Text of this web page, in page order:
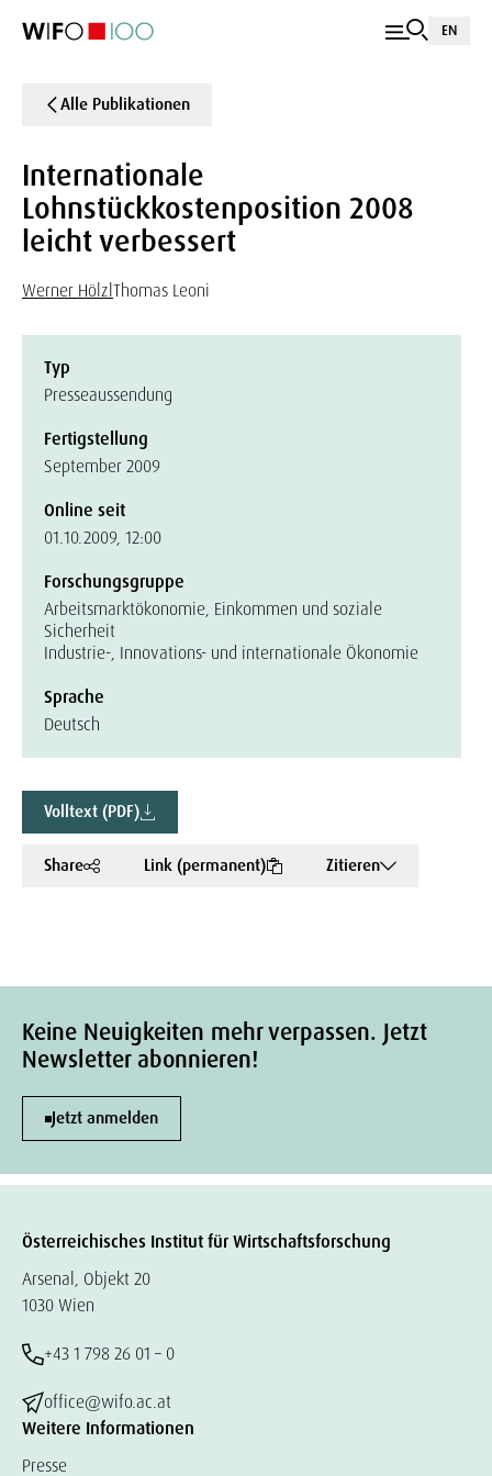
EN
Alle Publikationen
Internationale
Lohnstückkostenposition 2008
leicht verbessert
Werner Hölzl Thomas Leoni
Typ
Presseaussendung
Fertigstellung
September 2009
Online seit
01.10.2009, 12:00
Forschungsgruppe
Arbeitsmarktökonomie, Einkommen und soziale
Sicherheit
Industrie-, Innovations- und internationale Ökonomie
Sprache
Deutsch
Volltext (PDF)
Share Link (permanent) Zitieren
Keine Neuigkeiten mehr verpassen. Jetzt
Newsletter abonnieren!
Jetzt anmelden
Österreichisches Institut für Wirtschaftsforschung
Arsenal, Objekt 20
1030 Wien
+43 1 798 26 01 – 0
office@wifo.ac.at
Weitere Informationen
Presse